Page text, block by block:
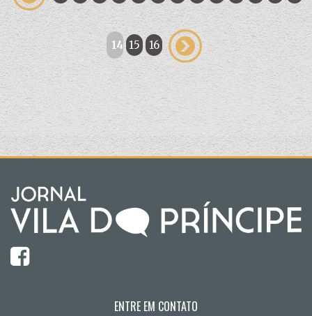
14 15 16
ENTRE EM CONTATO